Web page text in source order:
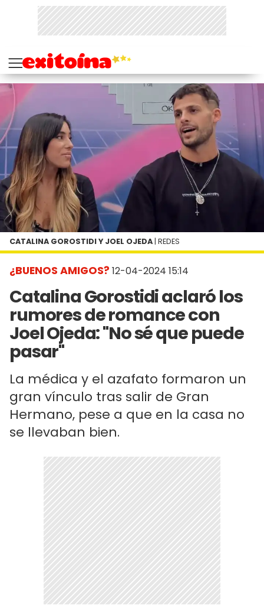
¿BUENOS AMIGOS? 12-04-2024 15:14
Catalina Gorostidi aclaró los
rumores de romance con
Joel Ojeda: "No sé que puede
pasar"
La médica y el azafato formaron un
gran vínculo tras salir de Gran
Hermano, pese a que en la casa no
se llevaban bien.
CATALINA GOROSTIDI Y JOEL OJEDA | REDES